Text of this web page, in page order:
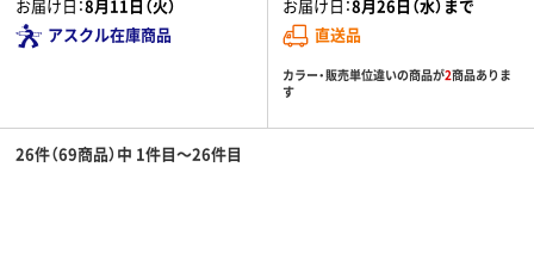
お届け日：8月11日（火）
アスクル在庫商品
お届け日：8月26日（水）まで
直送品
カラー・販売単位違いの商品が2商品ありま
す
26件（69商品）中 1件目～26件目